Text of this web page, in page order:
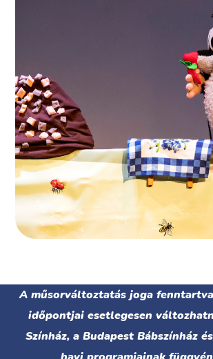
A műsorváltoztatás joga
időpontjai esetlegesen
Színház, a Budapest Bábszínház